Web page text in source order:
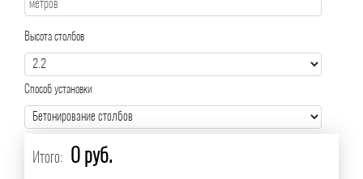
Высота столбов
Способ установки
Итого: 0 руб.